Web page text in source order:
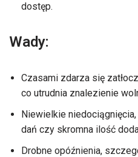
dostęp.
Wady:
Czasami zdarza się
co utrudnia znalezienie
Niewielkie
dań czy skromna ilość
Drobne opóźnienia,